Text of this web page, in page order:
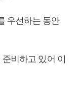
우선하는 동안
비하고 있어 이